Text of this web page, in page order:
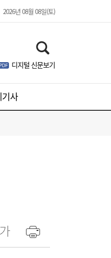
2026년 08월 08일(토)
디지털 신문보기
사